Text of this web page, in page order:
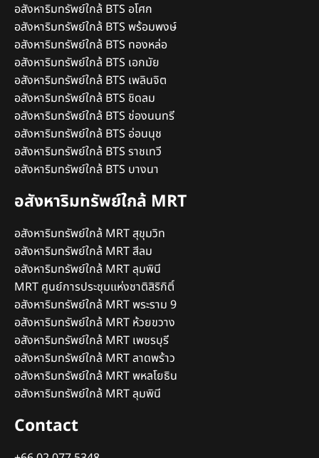
อสังหาริมทรัพย์ใกล้ BTS อโศก
อสังหาริมทรัพย์ใกล้ BTS พร้อมพงษ์
อสังหาริมทรัพย์ใกล้ BTS ทองหล่อ
อสังหาริมทรัพย์ใกล้ BTS เอกมัย
อสังหาริมทรัพย์ใกล้ BTS เพลินจิต
อสังหาริมทรัพย์ใกล้ BTS ชิดลม
อสังหาริมทรัพย์ใกล้ BTS ช่องนนทรี
อสังหาริมทรัพย์ใกล้ BTS อ่อนนุช
อสังหาริมทรัพย์ใกล้ BTS ราชเทวี
อสังหาริมทรัพย์ใกล้ BTS บางนา
อสังหาริมทรัพย์ใกล้ MRT
อสังหาริมทรัพย์ใกล้ MRT สุขุมวิท
อสังหาริมทรัพย์ใกล้ MRT สีลม
อสังหาริมทรัพย์ใกล้ MRT ลุมพินี
MRT ศูนย์การประชุมแห่งชาติสิริกิติ์
อสังหาริมทรัพย์ใกล้ MRT พระราม 9
อสังหาริมทรัพย์ใกล้ MRT ห้วยขวาง
อสังหาริมทรัพย์ใกล้ MRT เพชรบุรี
อสังหาริมทรัพย์ใกล้ MRT ลาดพร้าว
อสังหาริมทรัพย์ใกล้ MRT พหลโยธิน
อสังหาริมทรัพย์ใกล้ MRT ลุมพินี
Contact